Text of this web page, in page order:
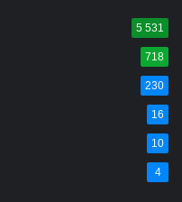
cesty
5 531
718
230
16
10
4